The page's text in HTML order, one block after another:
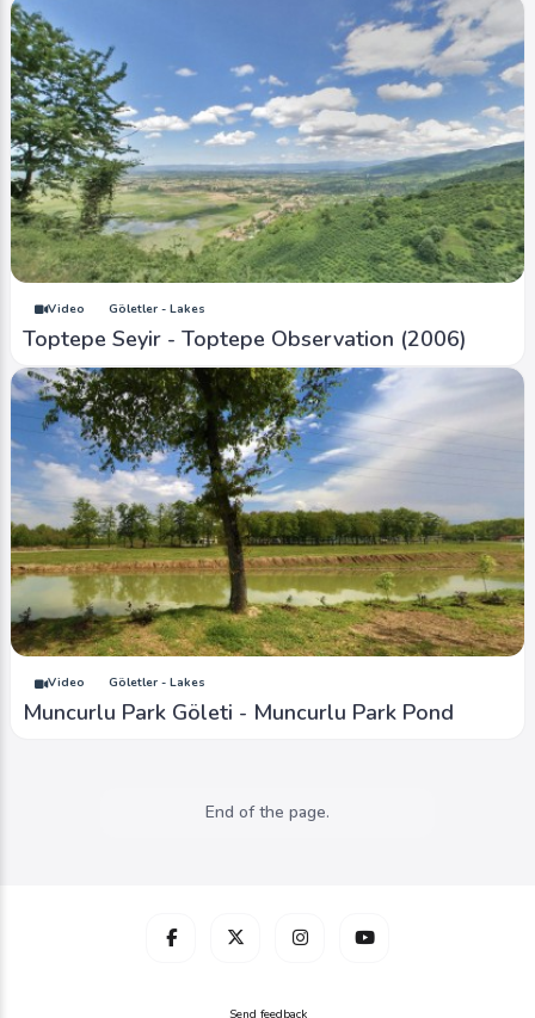
Video Göletler - Lakes
Toptepe Seyir - Toptepe Observation (2006)
Video Göletler - Lakes
Muncurlu Park Göleti - Muncurlu Park Pond
End of the page.
Send feedback